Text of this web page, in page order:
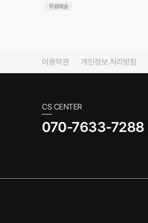
무료배송
이용약관 개인정보 처리방침
CS CENTER
070-7633-7288